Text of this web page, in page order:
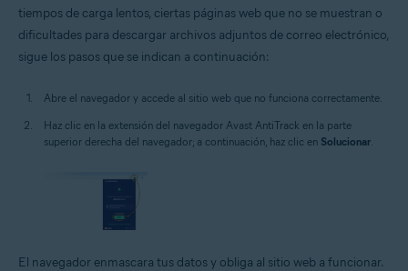
tiempos de carga lentos, ciertas páginas web que no se muestran o
dificultades para descargar archivos adjuntos de correo electrónico,
sigue los pasos que se indican a continuación:
Abre el navegador y accede al sitio web que no funciona correctamente.
Haz clic en la extensión del navegador Avast AntiTrack en la parte
superior derecha del navegador; a continuación, haz clic en Solucionar.
El navegador enmascara tus datos y obliga al sitio web a funcionar.